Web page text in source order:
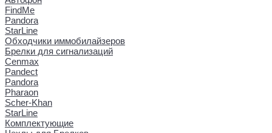
FindMe
Pandora
StarLine
Обходчики иммобилайзеров
Брелки для сигнализаций
Cenmax
Pandect
Pandora
Pharaon
Scher-Khan
StarLine
Комплектующие